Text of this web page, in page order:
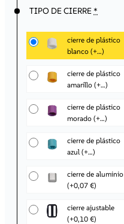
TIPO DE CIERRE *
cierre de plástico
blanco(+…)
cierre de plástico
amarillo(+…)
cierre de plástico
morado(+…)
cierre de plástico
azul(+…)
cierre de aluminio
(+0,07 €)
cierre ajustable
(+0,10 €)